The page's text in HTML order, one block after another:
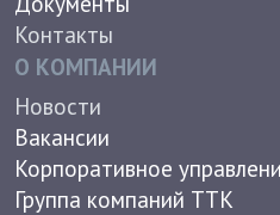
In english
Политика конфиденциальности